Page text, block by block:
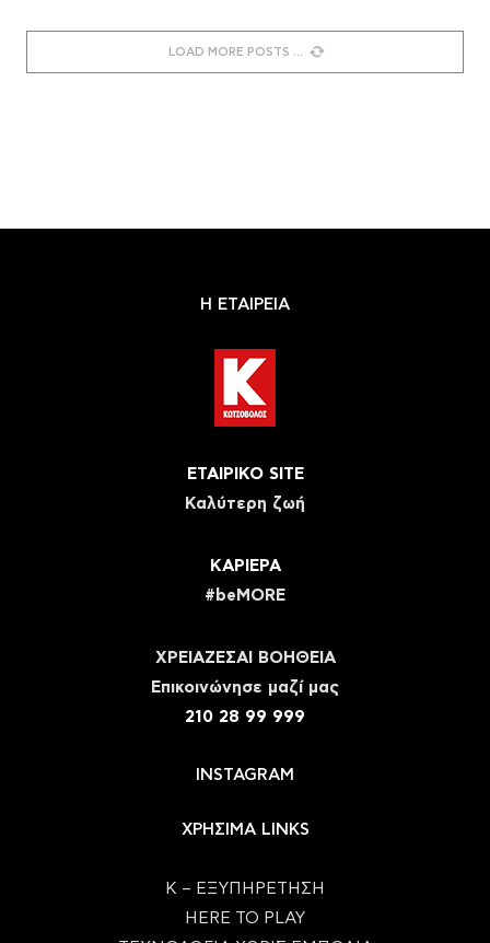
LOAD MORE POSTS
Η ΕΤΑΙΡΕΙΑ
ΕΤΑΙΡΙΚΟ SITE
Καλύτερη ζωή
ΚΑΡΙΕΡΑ
#beMORE
ΧΡΕΙΑΖΕΣΑΙ ΒΟΗΘΕΙΑ
Eπικοινώνησε μαζί μας
210 28 99 999
INSTAGRAM
ΧΡΗΣΙΜΑ LINKS
Κ – ΕΞΥΠΗΡΕΤΗΣΗ
HERE TO PLAY